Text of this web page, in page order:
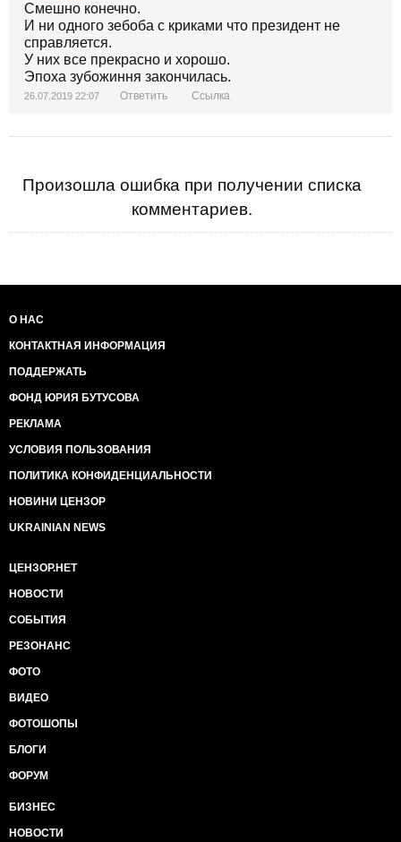
Смешно конечно.
И ни одного зебоба с криками что президент не
справляется.
У них все прекрасно и хорошо.
Эпоха зубожиння закончилась.
26.07.2019 22:07 Ответить Ссылка
Произошла ошибка при получении списка
комментариев.
О НАС
КОНТАКТНАЯ ИНФОРМАЦИЯ
ПОДДЕРЖАТЬ
ФОНД ЮРИЯ БУТУСОВА
РЕКЛАМА
УСЛОВИЯ ПОЛЬЗОВАНИЯ
ПОЛИТИКА КОНФИДЕНЦИАЛЬНОСТИ
НОВИНИ ЦЕНЗОР
UKRAINIAN NEWS
ЦЕНЗОР.НЕТ
НОВОСТИ
СОБЫТИЯ
РЕЗОНАНС
ФОТО
ВИДЕО
ФОТОШОПЫ
БЛОГИ
ФОРУМ
БИЗНЕС
НОВОСТИ